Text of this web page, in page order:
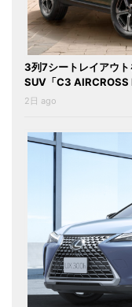
3列7シートレイアウ
SUV「C3 AIRCROSS
2日 ago